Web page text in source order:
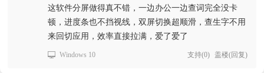
这软件分屏做得真不错，一边办公一边查词完全没卡
顿，进度条也不挡视线，双屏切换超顺滑，查生字不用
来回切应用，效率直接拉满，爱了爱了
Windows 10 支持(0) 盖楼(回复)